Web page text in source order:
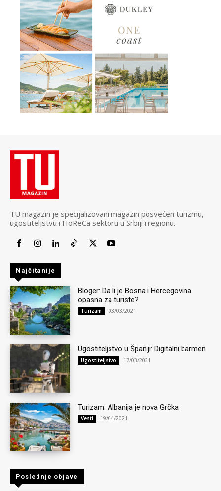
TU magazin je specijalizovani magazin posvećen turizmu,
ugostiteljstvu i HoReCa sektoru u Srbiji i regionu.
Najčitanije
Bloger: Da li je Bosna i Hercegovina
opasna za turiste?
Turizam 03/03/2021
Ugostiteljstvo u Španiji: Digitalni barmen
Ugostiteljstvo 17/03/2021
Turizam: Albanija je nova Grčka
Vesti 19/04/2021
Poslednje objave